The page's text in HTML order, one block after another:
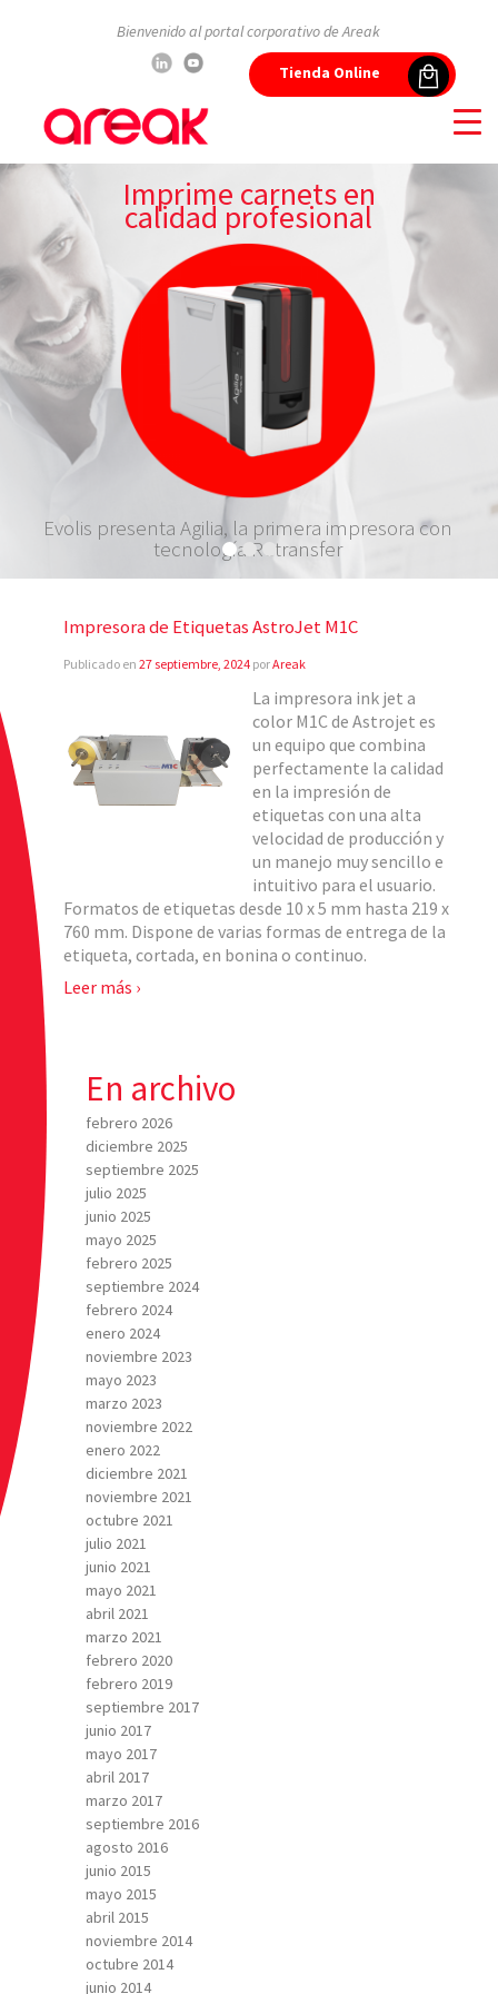
Bienvenido al portal corporativo de Areak
Tienda Online
Imprime carnets en
calidad profesional
Evolis presenta Agilia, la primera impresora con
tecnología Retransfer
Impresora de Etiquetas AstroJet M1C
Publicado en 27 septiembre, 2024porAreak
La impresora ink jet a
color M1C de Astrojet es
un equipo que combina
perfectamente la calidad
en la impresión de
etiquetas con una alta
velocidad de producción y
un manejo muy sencillo e
intuitivo para el usuario.
Formatos de etiquetas desde 10 x 5 mm hasta 219 x
760 mm. Dispone de varias formas de entrega de la
etiqueta, cortada, en bonina o continuo.
Leer más ›
En archivo
febrero 2026
diciembre 2025
septiembre 2025
julio 2025
junio 2025
mayo 2025
febrero 2025
septiembre 2024
febrero 2024
enero 2024
noviembre 2023
mayo 2023
marzo 2023
noviembre 2022
enero 2022
diciembre 2021
noviembre 2021
octubre 2021
julio 2021
junio 2021
mayo 2021
abril 2021
marzo 2021
febrero 2020
febrero 2019
septiembre 2017
junio 2017
mayo 2017
abril 2017
marzo 2017
septiembre 2016
agosto 2016
junio 2015
mayo 2015
abril 2015
noviembre 2014
octubre 2014
junio 2014